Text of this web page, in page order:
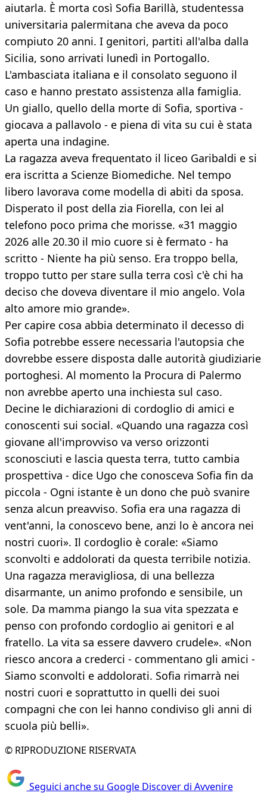
aiutarla. È morta così Sofia Barillà, studentessa
universitaria palermitana che aveva da poco
compiuto 20 anni. I genitori, partiti all'alba dalla
Sicilia, sono arrivati lunedì in Portogallo.
L'ambasciata italiana e il consolato seguono il
caso e hanno prestato assistenza alla famiglia.
Un giallo, quello della morte di Sofia, sportiva -
giocava a pallavolo - e piena di vita su cui è stata
aperta una indagine.
La ragazza aveva frequentato il liceo Garibaldi e si
era iscritta a Scienze Biomediche. Nel tempo
libero lavorava come modella di abiti da sposa.
Disperato il post della zia Fiorella, con lei al
telefono poco prima che morisse. «31 maggio
2026 alle 20.30 il mio cuore si è fermato - ha
scritto - Niente ha più senso. Era troppo bella,
troppo tutto per stare sulla terra così c'è chi ha
deciso che doveva diventare il mio angelo. Vola
alto amore mio grande».
Per capire cosa abbia determinato il decesso di
Sofia potrebbe essere necessaria l'autopsia che
dovrebbe essere disposta dalle autorità giudiziarie
portoghesi. Al momento la Procura di Palermo
non avrebbe aperto una inchiesta sul caso.
Decine le dichiarazioni di cordoglio di amici e
conoscenti sui social. «Quando una ragazza così
giovane all'improvviso va verso orizzonti
sconosciuti e lascia questa terra, tutto cambia
prospettiva - dice Ugo che conosceva Sofia fin da
piccola - Ogni istante è un dono che può svanire
senza alcun preavviso. Sofia era una ragazza di
vent'anni, la conoscevo bene, anzi lo è ancora nei
nostri cuori». Il cordoglio è corale: «Siamo
sconvolti e addolorati da questa terribile notizia.
Una ragazza meravigliosa, di una bellezza
disarmante, un animo profondo e sensibile, un
sole. Da mamma piango la sua vita spezzata e
penso con profondo cordoglio ai genitori e al
fratello. La vita sa essere davvero crudele». «Non
riesco ancora a crederci - commentano gli amici -
Siamo sconvolti e addolorati. Sofia rimarrà nei
nostri cuori e soprattutto in quelli dei suoi
compagni che con lei hanno condiviso gli anni di
scuola più belli».
© RIPRODUZIONE RISERVATA
Seguici anche su Google Discover di Avvenire